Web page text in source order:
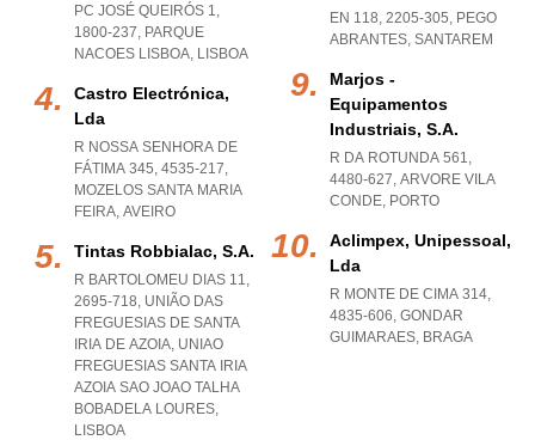
PC JOSÉ QUEIRÓS 1,
1800-237, PARQUE
NACOES LISBOA, LISBOA
Castro Electrónica,
Lda
R NOSSA SENHORA DE
FÁTIMA 345, 4535-217,
MOZELOS SANTA MARIA
FEIRA, AVEIRO
Tintas Robbialac, S.a.
R BARTOLOMEU DIAS 11,
2695-718, UNIÃO DAS
FREGUESIAS DE SANTA
IRIA DE AZOIA, UNIAO
FREGUESIAS SANTA IRIA
AZOIA SAO JOAO TALHA
BOBADELA LOURES,
LISBOA
EN 118, 2205-305, PEGO
ABRANTES, SANTAREM
Marjos -
Equipamentos
Industriais, S.a.
R DA ROTUNDA 561,
4480-627, ARVORE VILA
CONDE, PORTO
Aclimpex, Unipessoal,
Lda
R MONTE DE CIMA 314,
4835-606, GONDAR
GUIMARAES, BRAGA